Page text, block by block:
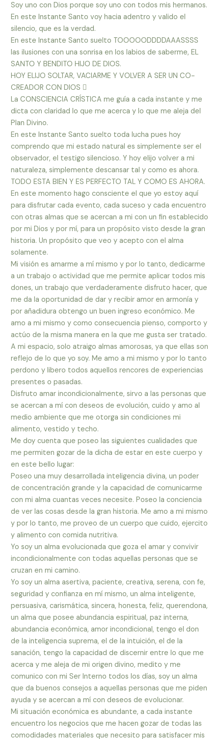
Soy uno con Dios porque soy uno con todos mis hermanos.
En este Instante Santo voy hacia adentro y valido el
silencio, que es la verdad.
En este Instante Santo suelto TOOOOODDDDAAASSSS
las ilusiones con una sonrisa en los labios de saberme, EL
SANTO Y BENDITO HIJO DE DIOS.
HOY ELIJO SOLTAR, VACIARME Y VOLVER A SER UN CO-
CREADOR CON DIOS 
La CONSCIENCIA CRÍSTICA me guía a cada instante y me
dicta con claridad lo que me acerca y lo que me aleja del
Plan Divino.
En este Instante Santo suelto toda lucha pues hoy
comprendo que mi estado natural es simplemente ser el
observador, el testigo silencioso. Y hoy elijo volver a mi
naturaleza, simplemente descansar tal y como es ahora.
TODO ESTA BIEN Y ES PERFECTO TAL Y COMO ES AHORA.
En este momento hago consciente el que yo estoy aquí
para disfrutar cada evento, cada suceso y cada encuentro
con otras almas que se acercan a mi con un fin establecido
por mi Dios y por mí, para un propósito visto desde la gran
historia. Un propósito que veo y acepto con el alma
solamente.
Mi visión es amarme a mí mismo y por lo tanto, dedicarme
a un trabajo o actividad que me permite aplicar todos mis
dones, un trabajo que verdaderamente disfruto hacer, que
me da la oportunidad de dar y recibir amor en armonía y
por añadidura obtengo un buen ingreso económico. Me
amo a mi mismo y como consecuencia pienso, comporto y
actúo de la misma manera en la que me gusta ser tratado.
A mi espacio, solo atraigo almas amorosas, ya que ellas son
reflejo de lo que yo soy. Me amo a mi mismo y por lo tanto
perdono y libero todos aquellos rencores de experiencias
presentes o pasadas.
Disfruto amar incondicionalmente, sirvo a las personas que
se acercan a mí con deseos de evolución, cuido y amo al
medio ambiente que me otorga sin condiciones mi
alimento, vestido y techo.
Me doy cuenta que poseo las siguientes cualidades que
me permiten gozar de la dicha de estar en este cuerpo y
en este bello lugar:
Poseo una muy desarrollada inteligencia divina, un poder
de concentración grande y la capacidad de comunicarme
con mi alma cuantas veces necesite. Poseo la conciencia
de ver las cosas desde la gran historia. Me amo a mi mismo
y por lo tanto, me proveo de un cuerpo que cuido, ejercito
y alimento con comida nutritiva.
Yo soy un alma evolucionada que goza el amar y convivir
incondicionalmente con todas aquellas personas que se
cruzan en mi camino.
Yo soy un alma asertiva, paciente, creativa, serena, con fe,
seguridad y confianza en mí mismo, un alma inteligente,
persuasiva, carismática, sincera, honesta, feliz, querendona,
un alma que posee abundancia espiritual, paz interna,
abundancia económica, amor incondicional, tengo el don
de la inteligencia suprema, el de la intuición, el de la
sanación, tengo la capacidad de discernir entre lo que me
acerca y me aleja de mi origen divino, medito y me
comunico con mi Ser Interno todos los días, soy un alma
que da buenos consejos a aquellas personas que me piden
ayuda y se acercan a mí con deseos de evolucionar.
Mi situación económica es abundante, a cada instante
encuentro los negocios que me hacen gozar de todas las
comodidades materiales que necesito para satisfacer mis